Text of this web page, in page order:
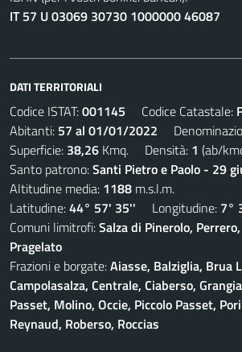
IT 57 U 03069 30730 1000000 46087
DATI TERRITORIALI
Codice ISTAT:001145 Codice Catastale:
Abitanti: 57 al 01/01/2022
Superficie: 38,26 Kmq. Densità: 1 (ab/
Santo patrono:Santi Pietro e Paolo - 29
Altitudine media: 1188 m.s.l.m.
Latitudine:44° 57' 35'' Longitudine: 7°
Comuni limitrofi:Salza di Pinerolo,
Pragelato
Frazioni e borgate:Aiasse, Balziglia, Brua
Campolasalza, Centrale, Ciaberso,
Passet, Molino, Occie, Piccolo Passet,
Reynaud, Roberso, Roccias